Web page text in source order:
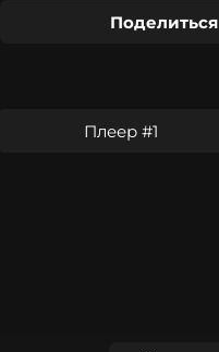
Поделиться
Плеер #1